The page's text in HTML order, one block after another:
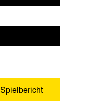
Spielbericht